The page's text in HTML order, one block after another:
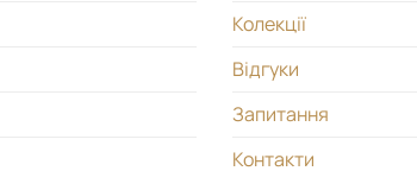
Колекції
Відгуки
Запитання
Контакти